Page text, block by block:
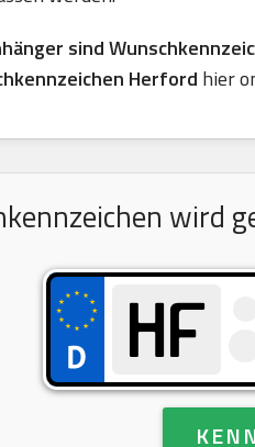
sind
Herford hier
wird